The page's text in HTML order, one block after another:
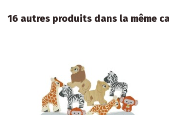
16 autres produits dans la même